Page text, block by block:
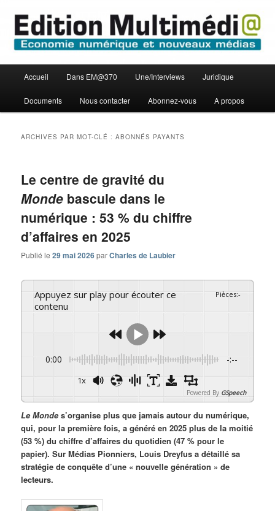
contenu
principal
contenu
secondaire
Edition Multimédi@
principal
Accueil Dans EM@370 Une/Interviews Juridique
Documents Nous contacter Abonnez-vous A propos
ARCHIVES PAR MOT-CLÉ :ABONNÉS PAYANTS
Le centre de gravité du
Monde bascule dans le
numérique : 53 % du chiffre
d’affaires en 2025
Publié le29 mai 2026parCharles de Laubier
Appuyez sur play pour écouter ce
contenu
Pièces:-
0:00 -:--
1x
Powered By GSpeech
Le Monde s’organise plus que jamais autour du numérique,
qui, pour la première fois, a généré en 2025 plus de la moitié
(53 %) du chiffre d’affaires du quotidien (47 % pour le
papier). Sur Médias Pionniers, Louis Dreyfus a détaillé sa
stratégie de conquête d’une « nouvelle génération » de
lecteurs.